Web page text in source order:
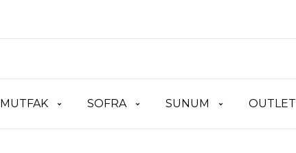
MUTFAK SOFRA SUNUM OUTLET